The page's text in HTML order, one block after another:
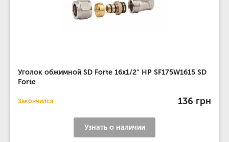
Уголок обжимной SD Forte 16х1/2" НР SF175W1615 SD
Forte
Закончился 136 грн
Узнать о наличии